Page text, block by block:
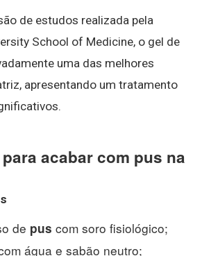
de estudos realizada pela
School of Medicine, o gel de
uma das melhores
apresentando um tratamento
acabar com pus na
de pus com soro fisiológico;
água e sabão neutro;